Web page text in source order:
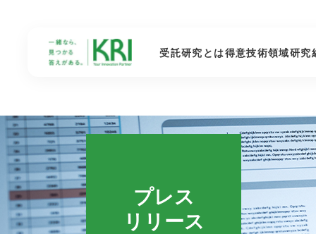
受託研究とは得意技術領域研究
プレス
リリース